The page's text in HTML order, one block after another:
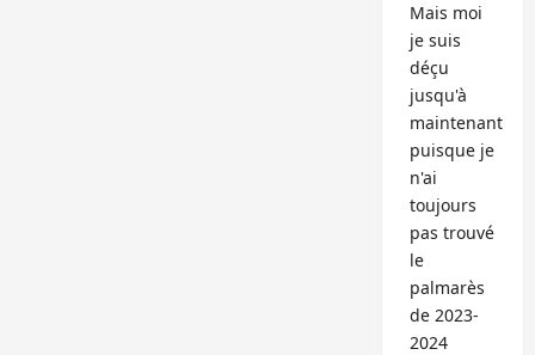
Mais moi
je suis
déçu
jusqu'à
maintenant
puisque je
n'ai
toujours
pas trouvé
le
palmarès
de 2023-
2024